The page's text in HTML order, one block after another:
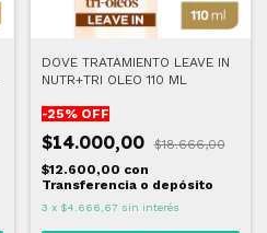
DOVE TRATAMIENTO LEAVE IN
NUTR+TRI OLEO 110 ML
-25% OFF
$14.000,00
$18.666,00
$12.600,00 con
Transferencia o depósito
3 x $4.666,67 sin interés